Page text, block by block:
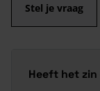
Stel je vraag
Heeft het